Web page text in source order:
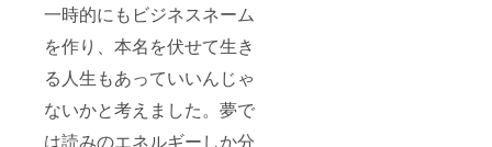
一時的にもビジネスネーム
を作り、本名を伏せて生き
る人生もあっていいんじゃ
ないかと考えました。夢で
は読みのエネルギーしか分